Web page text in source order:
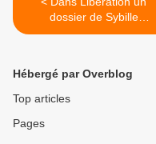
dossier de Sybille
Vincendon et Tonino
Hébergé par Overblog
Top articles
Pages